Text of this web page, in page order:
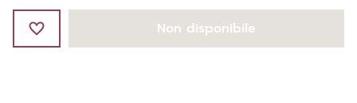
Réponse Body Non disponibile